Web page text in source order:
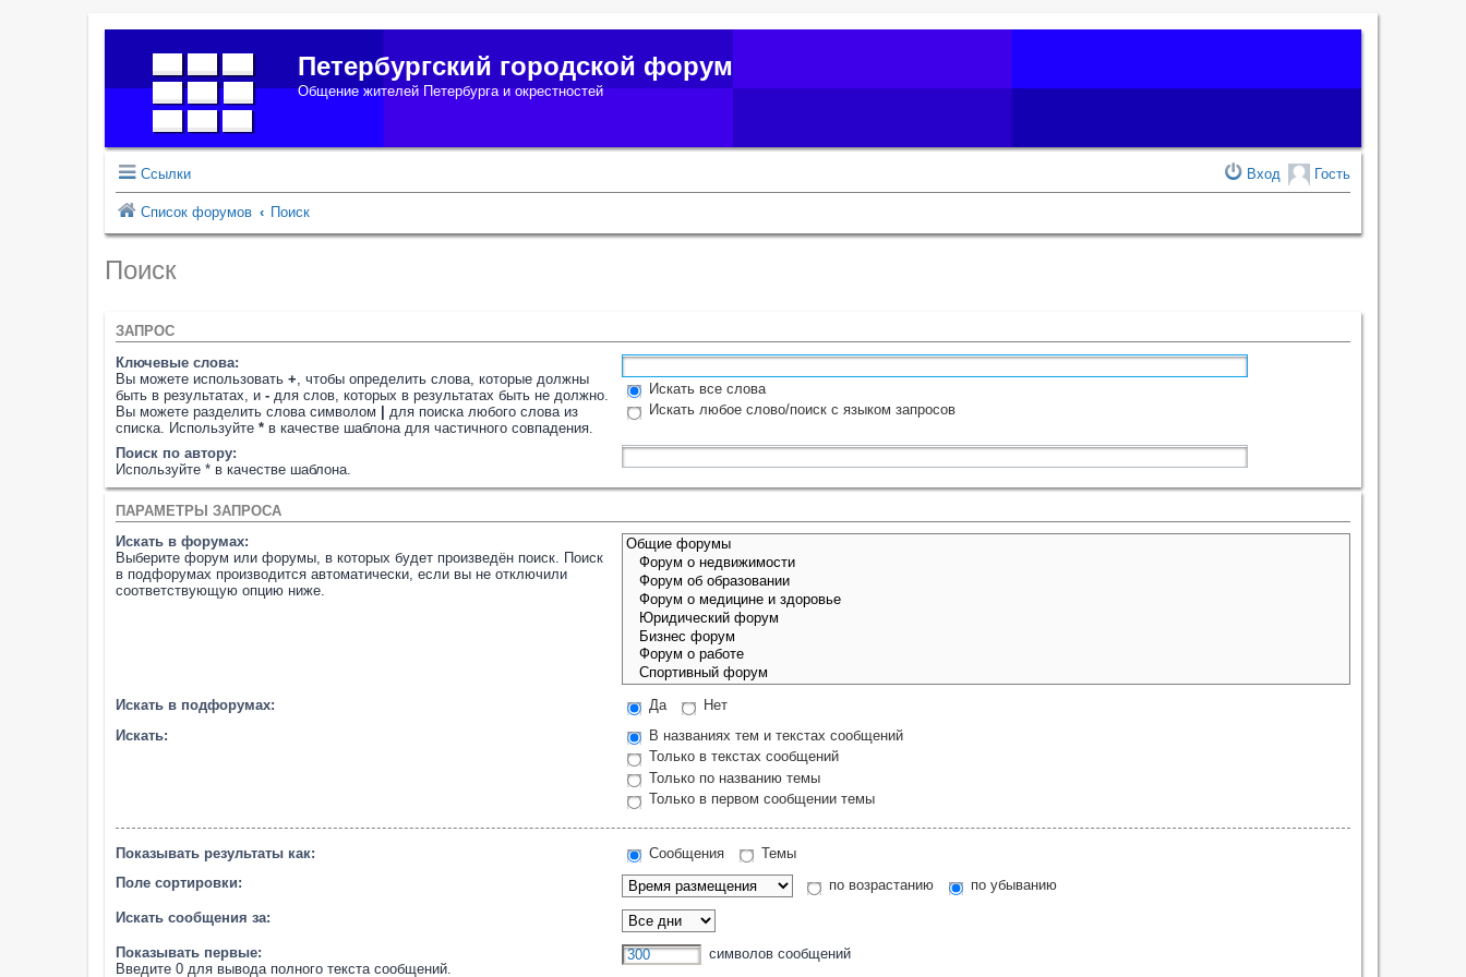
Петербургский городской форум
Общение жителей Петербурга и окрестностей
Ссылки Гость
Вход
Список форумов Поиск
Поиск
ЗАПРОС
Ключевые слова:
Вы можете использовать + , чтобы определить слова, которые должны
быть в результатах, и - для слов, которых в результатах быть не должно.
Вы можете разделить слова символом
для поиска любого слова из
списка. Используйте * в качестве шаблона для частичного совпадения.
Искать все слова
Искать любое слово/поиск с языком запросов
Поиск по автору:
Используйте * в качестве шаблона.
ПАРАМЕТРЫ ЗАПРОСА
Искать в форумах:
Выберите форум или форумы, в которых будет произведён поиск. Поиск
в подфорумах производится автоматически, если вы не отключили
соответствующую опцию ниже.
Искать в подфорумах: Да
Нет
Искать:
В названиях тем и текстах сообщений
Только в текстах сообщений
Только по названию темы
Только в первом сообщении темы
Показывать результаты как: Сообщения
Темы
Поле сортировки:
по возрастанию по убыванию
Искать сообщения за:
Показывать первые:
Введите 0 для вывода полного текста сообщений.
символов сообщений